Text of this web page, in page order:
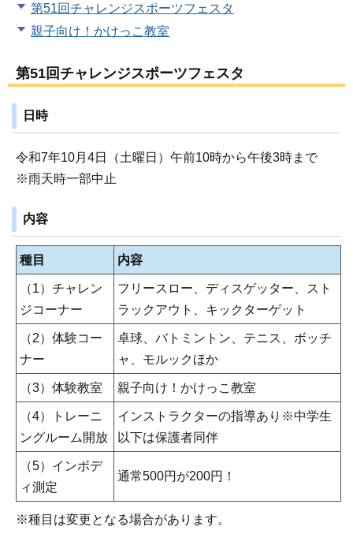
第51回チャレンジスポーツフェスタ
親子向け！かけっこ教室
第51回チャレンジスポーツフェスタ
日時
令和7年10月4日（土曜日）午前10時から午後3時まで
※雨天時一部中止
内容
種目 内容
（1）チャレン
ジコーナー
フリースロー、ディスゲッター、スト
ラックアウト、キックターゲット
（2）体験コー
ナー
卓球、バトミントン、テニス、ボッチ
ャ、モルックほか
（3）体験教室 親子向け！かけっこ教室
（4）トレーニ
ングルーム開放
インストラクターの指導あり※中学生
以下は保護者同伴
（5）インボデ
ィ測定
通常500円が200円！
※種目は変更となる場合があります。